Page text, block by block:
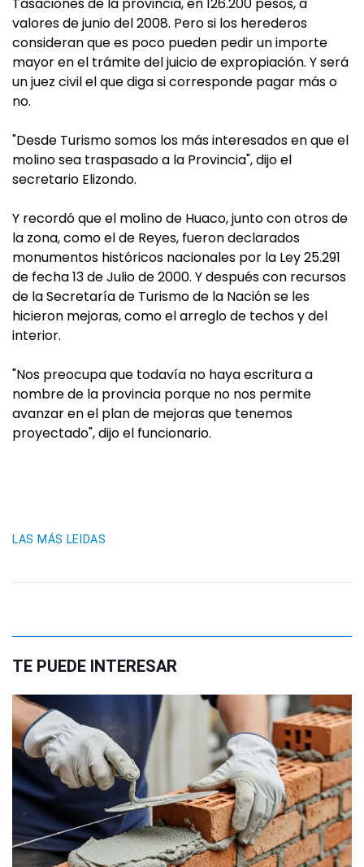
valores de junio del 2008. Pero si los herederos
consideran que es poco pueden pedir un importe
mayor en el trámite del juicio de expropiación. Y será
un juez civil el que diga si corresponde pagar más o
no.
"Desde Turismo somos los más interesados en que el
molino sea traspasado a la Provincia", dijo el
secretario Elizondo.
Y recordó que el molino de Huaco, junto con otros de
la zona, como el de Reyes, fueron declarados
monumentos históricos nacionales por la Ley 25.291
de fecha 13 de Julio de 2000. Y después con recursos
de la Secretaría de Turismo de la Nación se les
hicieron mejoras, como el arreglo de techos y del
interior.
"Nos preocupa que todavía no haya escritura a
nombre de la provincia porque no nos permite
avanzar en el plan de mejoras que tenemos
proyectado", dijo el funcionario.
LAS MÁS LEIDAS
TE PUEDE INTERESAR